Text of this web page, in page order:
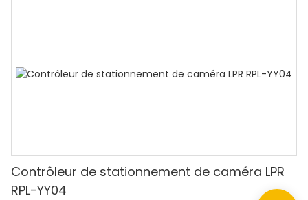
Contrôleur de stationnement de caméra LPR
RPL-YY04